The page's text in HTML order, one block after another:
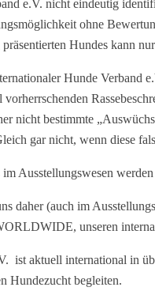
e.V. nicht eindeutig
ohne
Hundes kann
Hunde Verband
vorherrschenden
nicht bestimmte
gar nicht, wenn diese
im Ausstellungswesen
daher (auch im
unseren
ist aktuell international in
Hundezucht begleiten.